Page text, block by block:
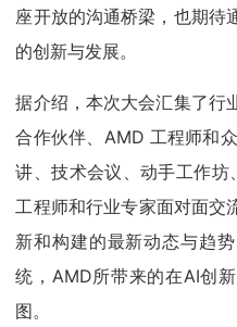
座开放的沟通桥梁，也期待
的创新与发展。
据介绍，本次大会汇集了行
合作伙伴、AMD 工程师和
讲、技术会议、动手工作
工程师和行业专家面对面交
新和构建的最新动态与趋
统，AMD所带来的在AI创
图。